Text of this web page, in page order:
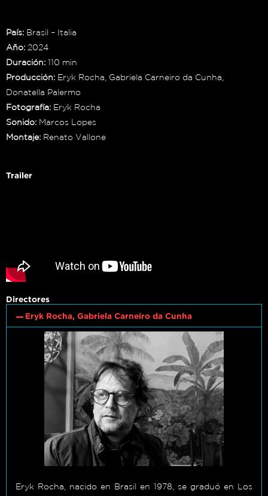
País: Brasil – Italia
Año: 2024
Duración: 110 min
Producción: Eryk Rocha, Gabriela Carneiro da Cunha,
Donatella Palermo
Fotografía: Eryk Rocha
Sonido: Marcos Lopes
Montaje: Renato Vallone
Trailer
Directores
Eryk Rocha, Gabriela Carneiro da Cunha
Eryk Rocha, nacido en Brasil en 1978, se graduó en Los